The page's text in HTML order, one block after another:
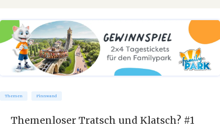
Themen Pinnwand
Themenloser Tratsch und Klatsch? #1